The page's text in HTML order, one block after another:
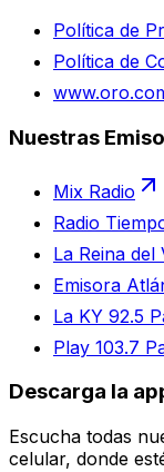
Política de
Política de
Nuestras
Mix Radio
Radio
La Reina del
Emisora
La KY 92.5
Play 103.7
Descarga la
Escucha todas
celular, donde